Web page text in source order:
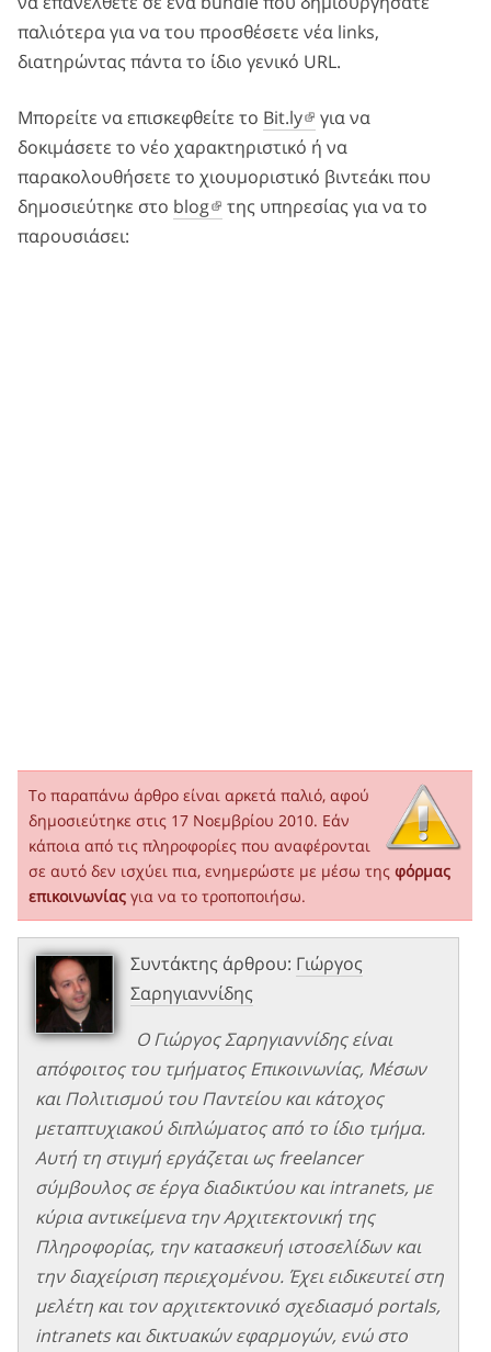
παλιότερα για να του προσθέσετε νέα links,
διατηρώντας πάντα το ίδιο γενικό URL.
Μπορείτε να επισκεφθείτε το Bit.ly
για να
δοκιμάσετε το νέο χαρακτηριστικό ή να
παρακολουθήσετε το χιουμοριστικό βιντεάκι που
δημοσιεύτηκε στο blog
της υπηρεσίας για να το
παρουσιάσει:
Το παραπάνω άρθρο είναι αρκετά παλιό, αφού
δημοσιεύτηκε στις 17 Νοεμβρίου 2010. Εάν
κάποια από τις πληροφορίες που αναφέρονται
σε αυτό δεν ισχύει πια, ενημερώστε με μέσω της φόρμας
επικοινωνίας για να το τροποποιήσω.
Συντάκτης άρθρου: Γιώργος
Σαρηγιαννίδης
Ο Γιώργος Σαρηγιαννίδης είναι
απόφοιτος του τμήματος Επικοινωνίας, Μέσων
και Πολιτισμού του Παντείου και κάτοχος
μεταπτυχιακού διπλώματος από το ίδιο τμήμα.
Αυτή τη στιγμή εργάζεται ως freelancer
σύμβουλος σε έργα διαδικτύου και intranets, με
κύρια αντικείμενα την Αρχιτεκτονική της
Πληροφορίας, την κατασκευή ιστοσελίδων και
την διαχείριση περιεχομένου. Έχει ειδικευτεί στη
μελέτη και τον αρχιτεκτονικό σχεδιασμό portals,
intranets και δικτυακών εφαρμογών, ενώ στο